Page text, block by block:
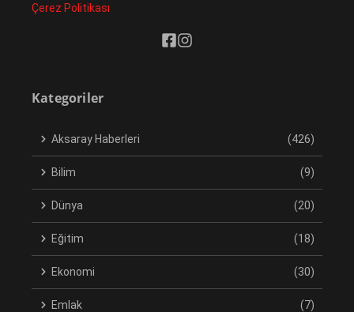
Çerez Politikası
Kategoriler
Aksaray Haberleri (426)
Bilim (9)
Dünya (20)
Eğitim (18)
Ekonomi (30)
Emlak (7)